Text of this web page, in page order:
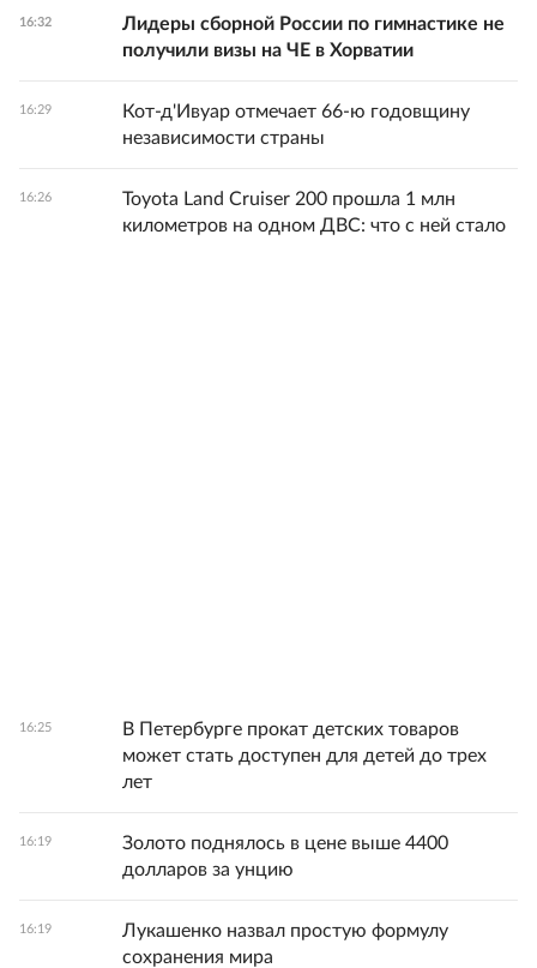
16:32
Лидеры сборной России по гимнастике не
получили визы на ЧЕ в Хорватии
16:29
Кот-д'Ивуар отмечает 66-ю годовщину
независимости страны
16:26
Toyota Land Cruiser 200 прошла 1 млн
километров на одном ДВС: что с ней стало
16:25
В Петербурге прокат детских товаров
может стать доступен для детей до трех
лет
16:19
Золото поднялось в цене выше 4400
долларов за унцию
16:19
Лукашенко назвал простую формулу
сохранения мира